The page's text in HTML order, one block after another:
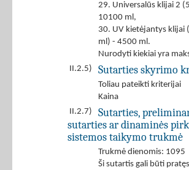
29. Universalūs klijai 2
10100 ml,
30. UV kietėjantys klijai
ml) - 4500 ml.
Nurodyti kiekiai yra
II.2.5)
Sutarties skyrimo
Toliau pateikti kriterijai
Kaina
II.2.7)
Sutarties,
sutarties ar dinaminės
sistemos taikymo trukmė
Trukmė dienomis: 1095
Ši sutartis gali būti